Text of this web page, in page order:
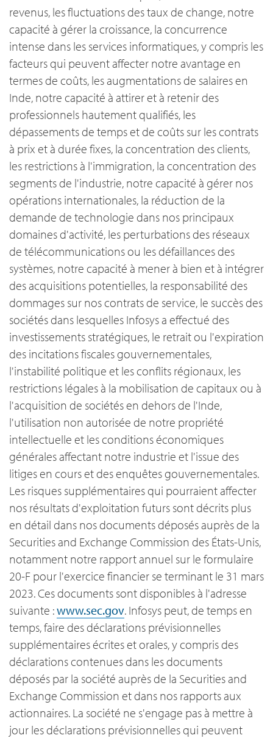
revenus, les fluctuations des taux de change, notre
capacité à gérer la croissance, la concurrence
intense dans les services informatiques, y compris les
facteurs qui peuvent affecter notre avantage en
termes de coûts, les augmentations de salaires en
Inde, notre capacité à attirer et à retenir des
professionnels hautement qualifiés, les
dépassements de temps et de coûts sur les contrats
à prix et à durée fixes, la concentration des clients,
les restrictions à l'immigration, la concentration des
segments de l'industrie, notre capacité à gérer nos
opérations internationales, la réduction de la
demande de technologie dans nos principaux
domaines d'activité, les perturbations des réseaux
de télécommunications ou les défaillances des
systèmes, notre capacité à mener à bien et à intégrer
des acquisitions potentielles, la responsabilité des
dommages sur nos contrats de service, le succès des
sociétés dans lesquelles Infosys a effectué des
investissements stratégiques, le retrait ou l'expiration
des incitations fiscales gouvernementales,
l'instabilité politique et les conflits régionaux, les
restrictions légales à la mobilisation de capitaux ou à
l'acquisition de sociétés en dehors de l'Inde,
l'utilisation non autorisée de notre propriété
intellectuelle et les conditions économiques
générales affectant notre industrie et l'issue des
litiges en cours et des enquêtes gouvernementales.
Les risques supplémentaires qui pourraient affecter
nos résultats d'exploitation futurs sont décrits plus
en détail dans nos documents déposés auprès de la
Securities and Exchange Commission des États-Unis,
notamment notre rapport annuel sur le formulaire
20-F pour l'exercice financier se terminant le 31 mars
2023. Ces documents sont disponibles à l'adresse
suivante :www.sec.gov. Infosys peut, de temps en
temps, faire des déclarations prévisionnelles
supplémentaires écrites et orales, y compris des
déclarations contenues dans les documents
déposés par la société auprès de la Securities and
Exchange Commission et dans nos rapports aux
actionnaires. La société ne s'engage pas à mettre à
jour les déclarations prévisionnelles qui peuvent